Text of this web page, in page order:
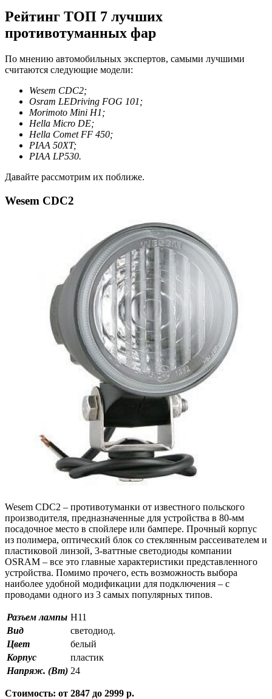
Рейтинг ТОП 7 лучших
противотуманных фар
По мнению автомобильных экспертов, самыми лучшими
считаются следующие модели:
Wesem CDC2;
Osram LEDriving FOG 101;
Morimoto Mini H1;
Hella Micro DE;
Hella Comet FF 450;
PIAA 50XT;
PIAA LP530.
Давайте рассмотрим их поближе.
Wesem CDC2
Wesem CDC2 – противотуманки от известного польского
производителя, предназначенные для устройства в 80-мм
посадочное место в спойлере или бампере. Прочный корпус
из полимера, оптический блок со стеклянным рассеивателем и
пластиковой линзой, 3-ваттные светодиоды компании
OSRAM – все это главные характеристики представленного
устройства. Помимо прочего, есть возможность выбора
наиболее удобной модификации для подключения – с
проводами одного из 3 самых популярных типов.
Разъем лампы H11
Вид
светодиод.
Цвет
белый
Корпус
пластик
Напряж. (Вт) 24
Стоимость: от 2847 до 2999 р.